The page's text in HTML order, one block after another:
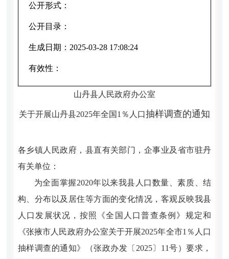
公开形式：
公开目录：
生成日期： 2025-03-28 17:08:24
有效性：
山丹县 人民政府办公室
关于开展山丹县2025年全国 1 ％人口抽样调查的通知
各乡镇 人民政府， 县直有关部门 ， 企事业及省市驻丹
有关单位 ：
为全面掌握2020年以来我县 人口数量、素质、结
构、分布以及居住等方面的变化情况，客观反映我县
人口发展状况，按照《全国人口普查条例》规定和
《张掖市人民政府办公室关于开展2025年全市1 ％人口
抽样调查的通知》（张政办发〔 2025〕 11号）要求，